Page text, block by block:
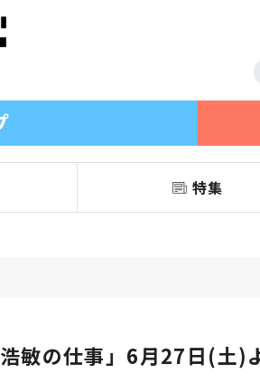
特集
敏の仕事」6月27日(土)